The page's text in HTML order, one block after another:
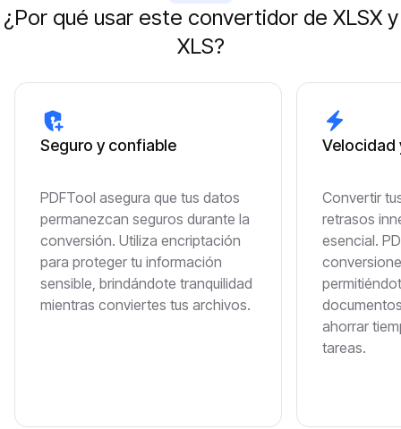
¿Por qué usar este convertidor de XLSX y
XLS?
Seguro y confiable
PDFTool asegura que tus datos
permanezcan seguros durante la
conversión. Utiliza encriptación
para proteger tu información
sensible, brindándote tranquilidad
mientras conviertes tus archivos.
Velocidad
Convertir
retrasos
esencial.
ahorrar
tareas.